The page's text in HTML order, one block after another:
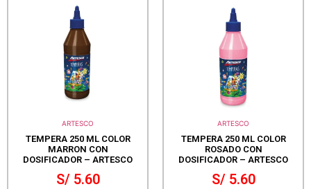
ARTESCO
TEMPERA 250 ML COLOR
MARRON CON
DOSIFICADOR – ARTESCO
S/5.60
ARTESCO
TEMPERA 250 ML COLOR
ROSADO CON
DOSIFICADOR – ARTESCO
S/5.60